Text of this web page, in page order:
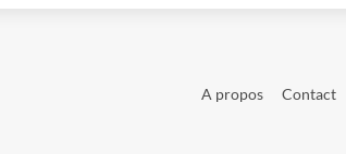
A propos Contact